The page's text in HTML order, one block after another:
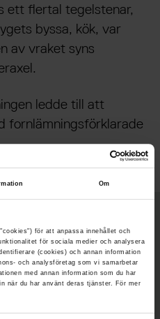
Om
för att anpassa innehållet och
för sociala medier och analysera
(cookies) och annan information
och analysföretag som vi samarbetar
med annan information som du har
när du har använt deras tjänster. För mer
ett flertal tegelstenar,
byssa, kök, var
av vraket syns
ledde till att
fornlämningsförklarade